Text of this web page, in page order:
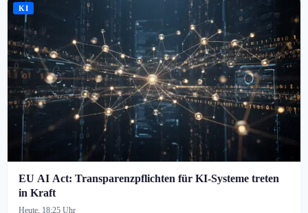
KI
EU AI Act: Transparenzpflichten für KI-Systeme treten
in Kraft
Heute, 18:25 Uhr